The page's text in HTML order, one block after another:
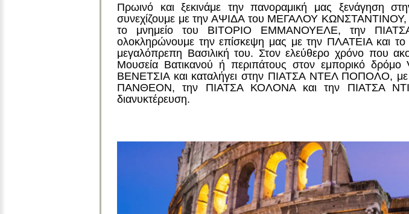
Πρωινό και ξεκινάμε την πανοραμική μας
συνεχίζουμε με την ΑΨΙΔΑ του ΜΕΓΑΛΟΥ
το μνημείο του ΒΙΤΟΡΙΟ ΕΜΜΑΝΟΥΕΛΕ, την
ολοκληρώνουμε την επίσκεψη μας με την ΠΛΑΤΕΙΑ
μεγαλόπρεπη Βασιλική του. Στον ελεύθερο χρόνο που
Μουσεία Βατικανού ή περιπάτους στον εμπορικό
ΒΕΝΕΤΣΙΑ και καταλήγει στην ΠΙΑΤΣΑ ΝΤΕΛ ΠΟΠΟΛΟ,
ΠΑΝΘΕΟΝ, την ΠΙΑΤΣΑ ΚΟΛΟΝΑ και την ΠΙΑΤΣΑ ΝΤΙ
διανυκτέρευση.